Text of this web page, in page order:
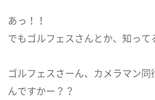
あっ！！
でもゴルフェスさんとか、知って
ゴルフェスさーん、カメラマン同
んですかー？？